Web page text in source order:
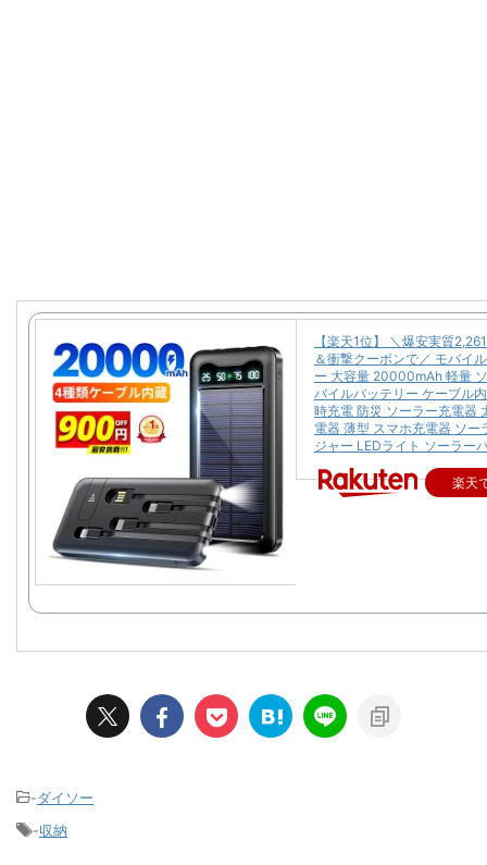
【楽天1位】 ＼爆安実質
＆衝撃クーポンで／ モバイ
ー 大容量 20000mAh 軽量
バイルバッテリー ケーブル
時充電 防災 ソーラー充電器
電器 薄型 スマホ充電器 ソー
ジャー LEDライト ソーラー
楽天
-ダイソー
-収納